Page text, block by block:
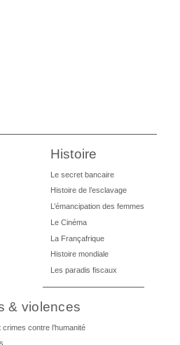
Histoire
Le secret bancaire
Histoire de l’esclavage
L’émancipation des femmes
Le Cinéma
La Françafrique
Histoire mondiale
Les paradis fiscaux
& violences
contre l’humanité